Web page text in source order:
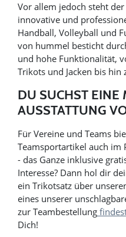
Vor allem jedoch steht
innovative und
Handball, Volleyball und
von hummel besticht
und hohe Funktionalität,
Trikots und Jacken bis hin
DU SUCHST EINE
AUSSTATTUNG
Für Vereine und Teams
Teamsportartikel auch im
- das Ganze inklusive
Interesse? Dann hol dir
ein Trikotsatz über
eines unserer
zur Teambestellung
Dich!